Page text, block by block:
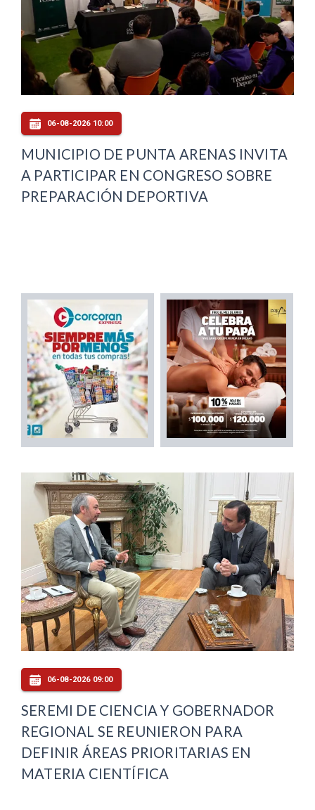
06-08-2026 10:00
MUNICIPIO DE PUNTA ARENAS INVITA
A PARTICIPAR EN CONGRESO SOBRE
PREPARACIÓN DEPORTIVA
06-08-2026 09:00
SEREMI DE CIENCIA Y GOBERNADOR
REGIONAL SE REUNIERON PARA
DEFINIR ÁREAS PRIORITARIAS EN
MATERIA CIENTÍFICA